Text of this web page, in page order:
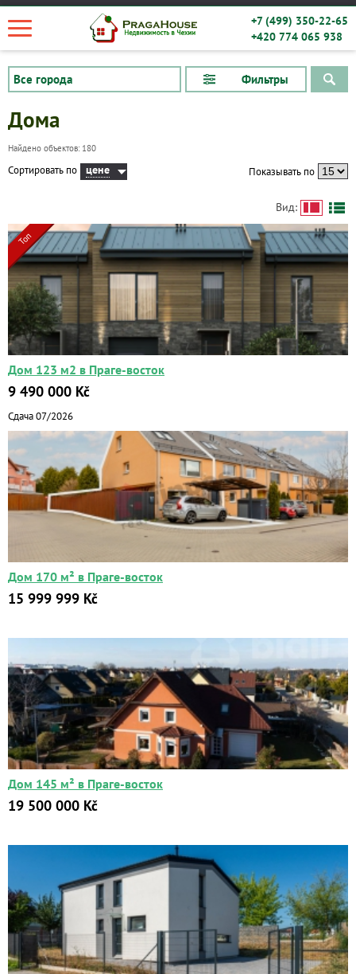
+7 (499) 350-22-65
+420 774 065 938
Фильтры
Квартиры
Новостройки
Коммерческие объекты
Площадь:
от до м
Цена:
от
до
Поиск
Расширенный поиск
Дома
Найдено объектов: 180
Сортировать по цене Показывать по
Вид:
Топ
Дом 123 м2 в Праге-восток
9 490 000 Kč
Сдача 07/2026
Дом 170 м² в Праге-восток
15 999 999 Kč
Дом 145 м² в Праге-восток
19 500 000 Kč